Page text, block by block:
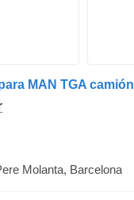
MAN TGA camión
Molanta, Barcelona